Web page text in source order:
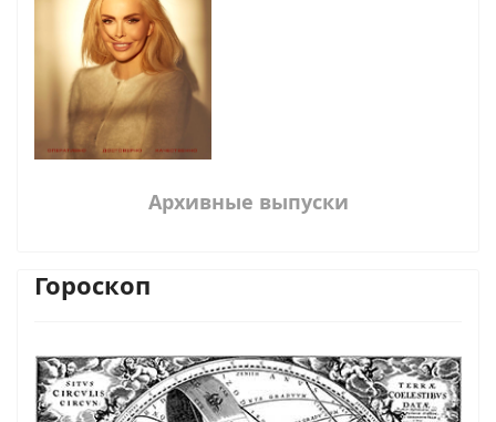
Архивные выпуски
Гороскоп